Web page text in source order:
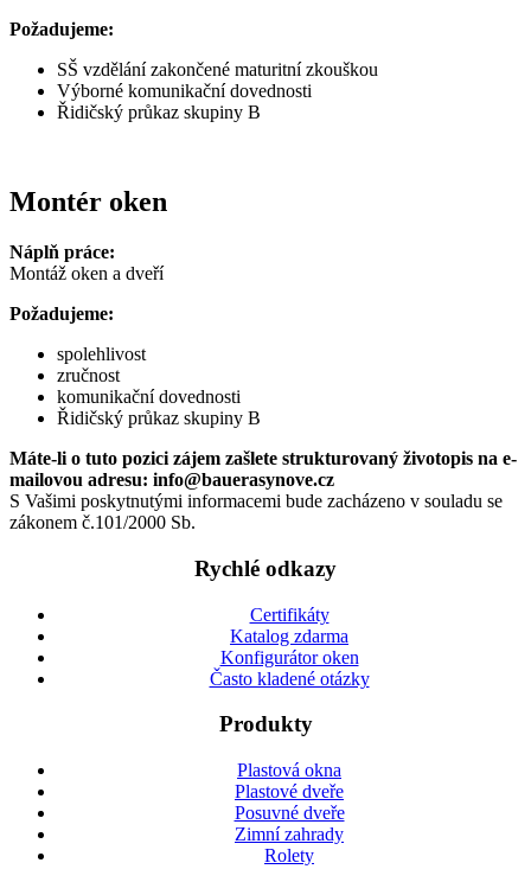
Požadujeme:
SŠ vzdělání zakončené maturitní zkouškou
Výborné komunikační dovednosti
Řidičský průkaz skupiny B
Montér oken
Náplň práce:
Montáž oken a dveří
Požadujeme:
spolehlivost
zručnost
komunikační dovednosti
Řidičský průkaz skupiny B
Máte-li o tuto pozici zájem zašlete strukturovaný životopis na e-
mailovou adresu: info@bauerasynove.cz
S Vašimi poskytnutými informacemi bude zacházeno v souladu se
zákonem č.101/2000 Sb.
Rychlé odkazy
Certifikáty
Katalog zdarma
Konfigurátor oken
Často kladené otázky
Produkty
Plastová okna
Plastové dveře
Posuvné dveře
Zimní zahrady
Rolety